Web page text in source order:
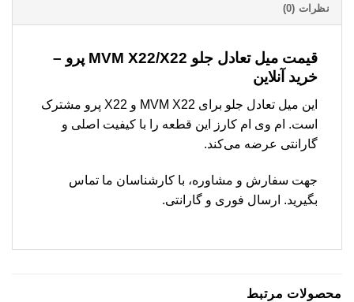
نظرات (0)
قیمت میل تعادل جلو MVM X22/X22 پرو –
خرید آنلاین
این میل تعادل جلو برای MVM X22 و X22 پرو مشترک
است. ام وی ام کارز این قطعه را با کیفیت اصلی و
گارانتی عرضه می‌کند.
جهت سفارش و مشاوره، با کارشناسان ما تماس
بگیرید. ارسال فوری و گارانتی.
محصولات مرتبط